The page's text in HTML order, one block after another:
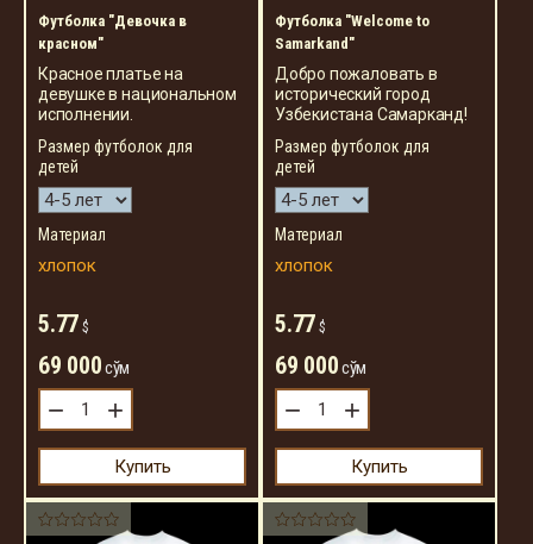
Футболка "Девочка в
красном"
Красное платье на
девушке в национальном
исполнении.
Размер футболок для
детей
Материал
хлопок
5.77 $
69 000сўм
− +
Купить
Футболка "Welcome to
Samarkand"
Добро пожаловать в
исторический город
Узбекистана Самарканд!
Размер футболок для
детей
Материал
хлопок
5.77 $
69 000сўм
− +
Купить